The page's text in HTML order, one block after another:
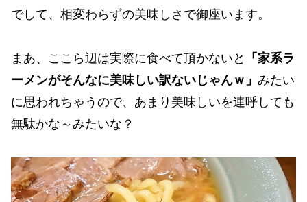
でして、相変わらずの美味しさで御座います。
まあ、ここら辺は実際に食べて頂かないと
「家系ラ
ーメンがそんなに美味しい訳ないじゃんｗ」 みたい
に思われちゃうので、あまり美味しいを連呼しても
無駄かな～みたいな？